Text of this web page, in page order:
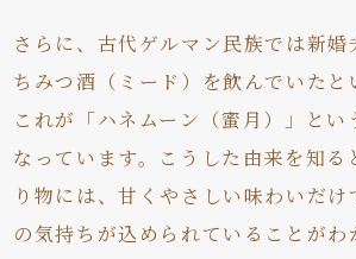
さらに、古代ゲルマン民族では新
ちみつ酒（ミード）を飲んでいたと
これが「ハネムーン（蜜月）」とい
なっています。こうした由来を知る
り物には、甘くやさしい味わいだ
の気持ちが込められていることがわ